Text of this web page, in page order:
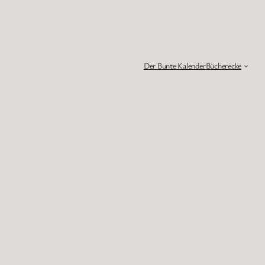
Der Bunte KalenderBücherecke